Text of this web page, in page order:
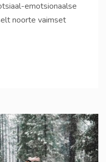
emotsionaalse
noorte vaimset